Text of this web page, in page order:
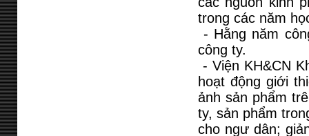
trong các năm
- Hằng năm
công ty.
- Viện KH&CN
hoạt động giới
ảnh sản phẩm
ty, sản phẩm
cho ngư dân;